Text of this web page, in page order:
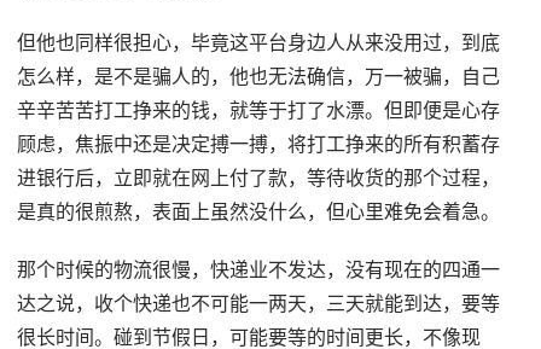
但他也同样很担心，毕竟这平台身边人从来没用过，到底
怎么样，是不是骗人的，他也无法确信，万一被骗，自己
辛辛苦苦打工挣来的钱，就等于打了水漂。但即便是心存
顾虑，焦振中还是决定搏一搏，将打工挣来的所有积蓄存
进银行后，立即就在网上付了款，等待收货的那个过程，
是真的很煎熬，表面上虽然没什么，但心里难免会着急。
那个时候的物流很慢，快递业不发达，没有现在的四通一
达之说，收个快递也不可能一两天，三天就能到达，要等
很长时间。碰到节假日，可能要等的时间更长，不像现